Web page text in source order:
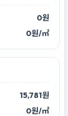
0원
0원/㎡
15,781원
0원/㎡